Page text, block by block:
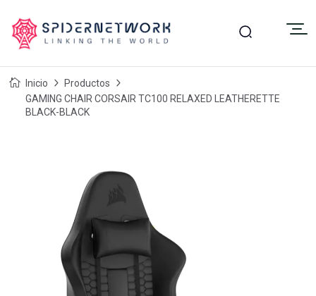
Inicio
Productos
GAMING CHAIR CORSAIR TC100 RELAXED LEATHERETTE
BLACK-BLACK